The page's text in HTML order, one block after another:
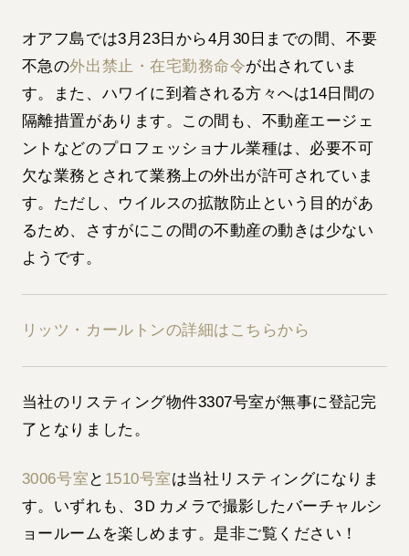
オアフ島では3月23日から4月30日までの間、不要
不急の外出禁止・在宅勤務命令が出されていま
す。また、ハワイに到着される方々へは14日間の
隔離措置があります。この間も、不動産エージェ
ントなどのプロフェッショナル業種は、必要不可
欠な業務とされて業務上の外出が許可されていま
す。ただし、ウイルスの拡散防止という目的があ
るため、さすがにこの間の不動産の動きは少ない
ようです。
リッツ・カールトンの詳細はこちらから
当社のリスティング物件3307号室が無事に登記完
了となりました。
3006号室 と 1510号室は当社リスティングになりま
す。いずれも、3Ｄカメラで撮影したバーチャルシ
ョールームを楽しめます。是非ご覧ください！